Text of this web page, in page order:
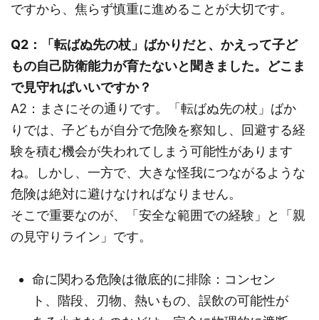
ですから、焦らず慎重に進めることが大切です。
Q2：「転ばぬ先の杖」ばかりだと、かえって子ど
もの自己防衛能力が育たないと聞きました。どこま
で見守ればいいですか？
A2：まさにその通りです。「転ばぬ先の杖」ばか
りでは、子どもが自分で危険を察知し、回避する経
験を積む機会が失われてしまう可能性があります
ね。しかし、一方で、大きな怪我につながるような
危険は絶対に避けなければなりません。
そこで重要なのが、「安全な範囲での経験」と「親
の見守りライン」です。
命に関わる危険は徹底的に排除：コンセン
ト、階段、刃物、熱いもの、誤飲の可能性が